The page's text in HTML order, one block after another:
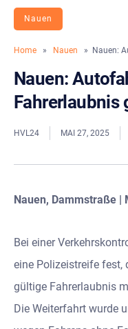
Nauen
Home » Nauen » Nauen:
Nauen:
Fahrerlaubnis
HVL24 MAI 27, 2025
Nauen, Dammstraße |
Bei einer
eine Polizeistreife fest,
gültige Fahrerlaubnis
Die Weiterfahrt wurde